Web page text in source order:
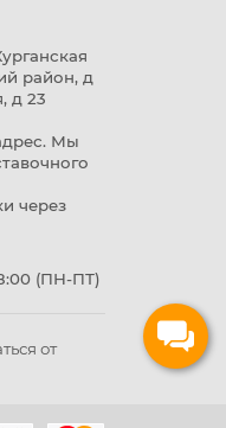
район, д
д 23
Мы
через
(ПН-ПТ)
от